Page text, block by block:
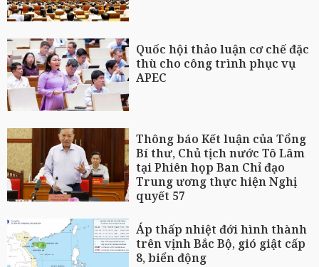
Quốc hội thảo luận cơ chế đặc
thù cho công trình phục vụ
APEC
Thông báo Kết luận của Tổng
Bí thư, Chủ tịch nước Tô Lâm
tại Phiên họp Ban Chỉ đạo
Trung ương thực hiện Nghị
quyết 57
Áp thấp nhiệt đới hình thành
trên vịnh Bắc Bộ, gió giật cấp
8, biển động